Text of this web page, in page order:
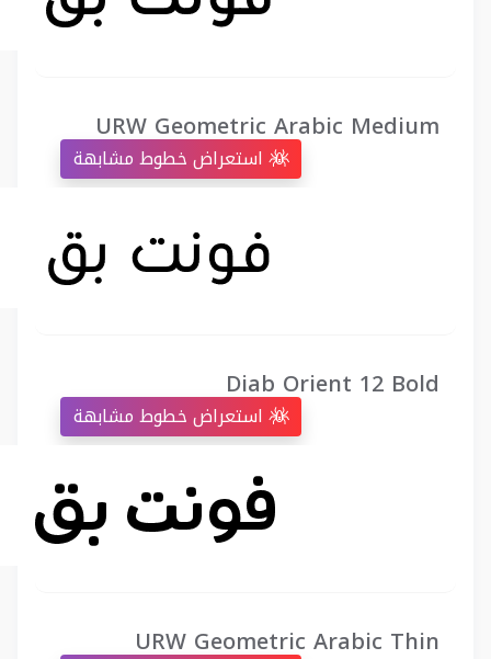
URW Geometric Arabic Medium
Diab Orient 12 Bold
URW Geometric Arabic Thin